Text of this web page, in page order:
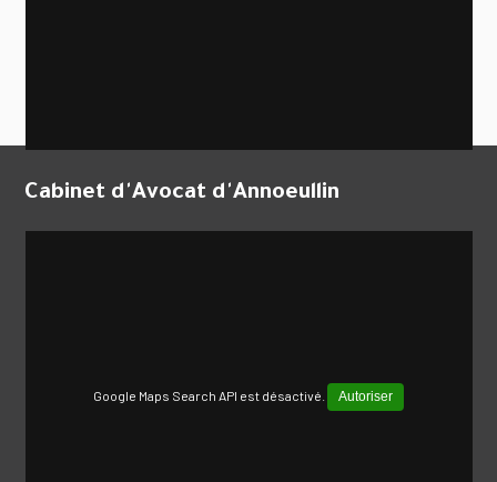
Cabinet d'Avocat d'Annoeullin
Google Maps Search API est désactivé. Autoriser